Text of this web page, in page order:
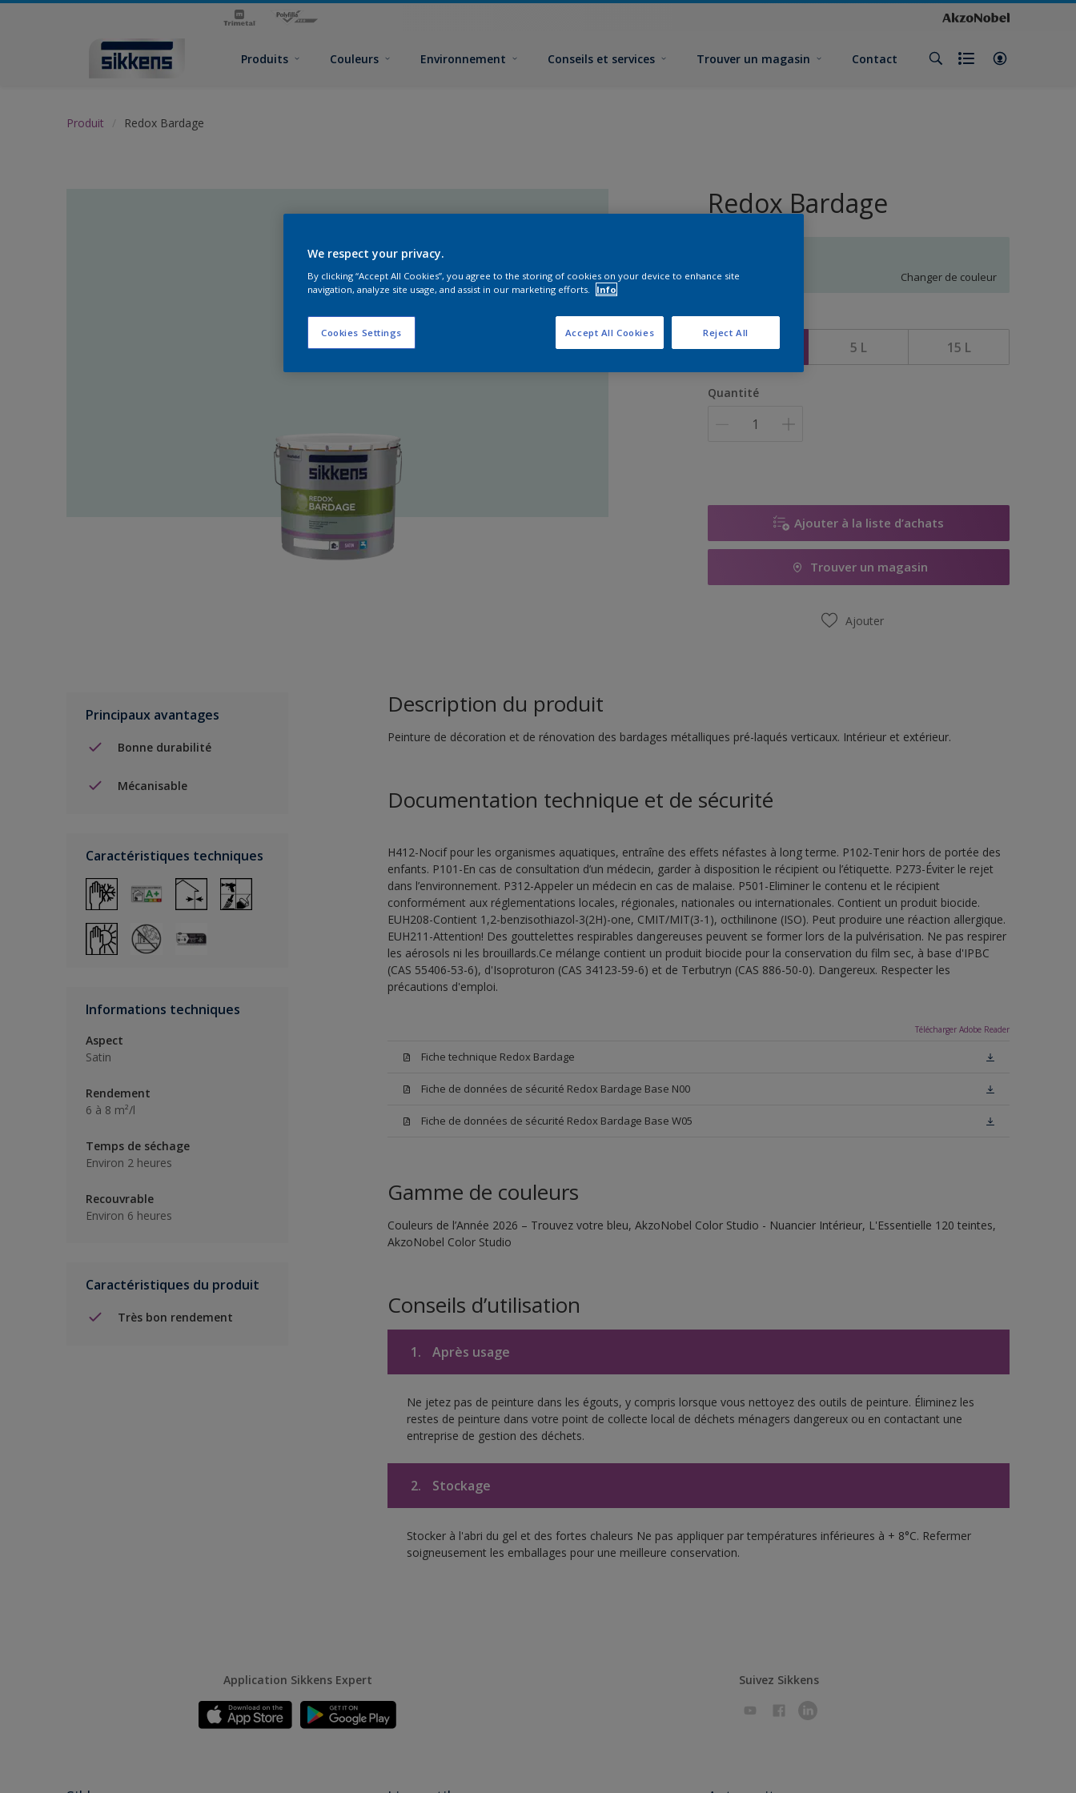
Produits Couleurs Environnement Conseils et services Trouver un magasin Contact
Produit Redox Bardage
Redox Bardage
Changer de couleur
Format
1 L 5 L 15 L
Quantité
Ajouter à la liste d’achats
Trouver un magasin
Ajouter
Principaux avantages
Bonne durabilité
Mécanisable
Caractéristiques techniques
Informations techniques
Aspect
Satin
Rendement
6 à 8 m²/l
Temps de séchage
Environ 2 heures
Recouvrable
Environ 6 heures
Caractéristiques du produit
Très bon rendement
Description du produit
Peinture de décoration et de rénovation des bardages métalliques pré-laqués verticaux. Intérieur et extérieur.
Documentation technique et de sécurité
H412-Nocif pour les organismes aquatiques, entraîne des effets néfastes à long terme. P102-Tenir hors de portée des
enfants. P101-En cas de consultation d’un médecin, garder à disposition le récipient ou l’étiquette. P273-Éviter le rejet
dans l’environnement. P312-Appeler un médecin en cas de malaise. P501-Eliminer le contenu et le récipient
conformément aux réglementations locales, régionales, nationales ou internationales. Contient un produit biocide.
EUH208-Contient 1,2-benzisothiazol-3(2H)-one, CMIT/MIT(3-1), octhilinone (ISO). Peut produire une réaction allergique.
EUH211-Attention! Des gouttelettes respirables dangereuses peuvent se former lors de la pulvérisation. Ne pas respirer
les aérosols ni les brouillards.Ce mélange contient un produit biocide pour la conservation du film sec, à base d'IPBC
(CAS 55406-53-6), d'Isoproturon (CAS 34123-59-6) et de Terbutryn (CAS 886-50-0). Dangereux. Respecter les
précautions d'emploi.
Télécharger Adobe Reader
Fiche technique Redox Bardage
Fiche de données de sécurité Redox Bardage Base N00
Fiche de données de sécurité Redox Bardage Base W05
Gamme de couleurs
Couleurs de l’Année 2026 – Trouvez votre bleu, AkzoNobel Color Studio - Nuancier Intérieur, L'Essentielle 120 teintes,
AkzoNobel Color Studio
Conseils d’utilisation
1. Après usage
Ne jetez pas de peinture dans les égouts, y compris lorsque vous nettoyez des outils de peinture. Éliminez les
restes de peinture dans votre point de collecte local de déchets ménagers dangereux ou en contactant une
entreprise de gestion des déchets.
2. Stockage
Stocker à l'abri du gel et des fortes chaleurs Ne pas appliquer par températures inférieures à + 8°C. Refermer
soigneusement les emballages pour une meilleure conservation.
Application Sikkens Expert Suivez Sikkens
We respect your privacy.
By clicking “Accept All Cookies”, you agree to the storing of cookies on your device to enhance site
navigation, analyze site usage, and assist in our marketing efforts.
Info
Cookies Settings Reject All
Accept All Cookies